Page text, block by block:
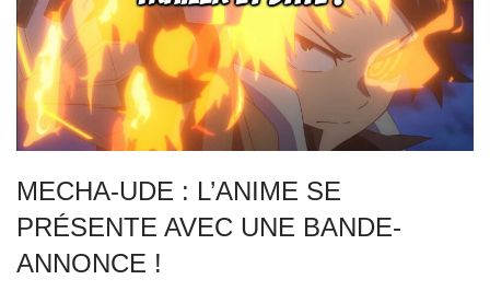
MECHA-UDE : L’ANIME SE
PRÉSENTE AVEC UNE BANDE-
ANNONCE !